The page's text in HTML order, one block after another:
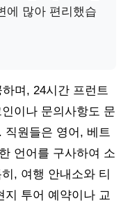
에 많아 편리했습
며, 24시간 프런트
이나 문의사항도 문
원들은 영어, 베트
언어를 구사하여 소
, 여행 안내소와 티
지 투어 예약이나 교